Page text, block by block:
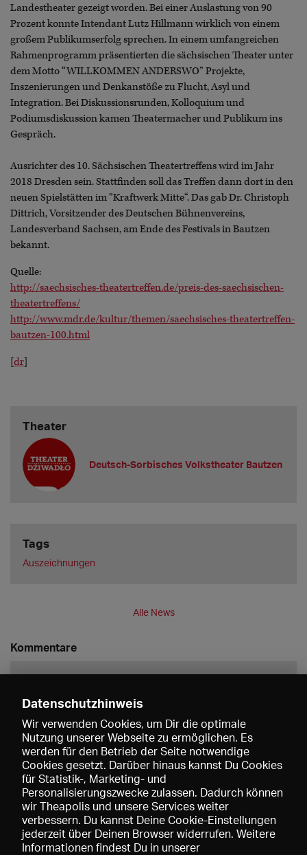
Landestheater gezeigt worden. Bei einer Auslastung von 90
Prozent konnte Intendant Lutz Hillmann wirklich von einem
großem Publikumserfolg sprechen. In einem umfangreichen
Rahmenprogramm präsentierten die sächsischen Theater unter
dem Motto “WILLKOMMEN ANDERSWO” Projekte,
Inszenierungen und Denkanstöße zu Flucht, Asyl und
Integration. Bei Diskussionsrunden, Kolloquium und
Podiumsdiskussion kamen Theatermacher und Publikum ins
Gespräch.
Ausrichter des 10. Sächsischen Theatertreffens wird im Jahr
2018 Dresden sein. Stattfinden soll das Treffen dann dort in den
neuen Spielstätten im ”Kraftwerk Mitte“. Das gab Dr. Christoph
Dittrich, Vorsitzender des Deutschen Bühnenvereins,
Landesverband Sachsen, am Ende des Festivals in Bautzen
bekannt.
Quelle:
http://saechsisches-theatertreffen.de/preis-des-saechsischen-
theatertreffens/
http://www.mdr.de/kultur/themen/saechsisches-theatertreffen-
bautzen-100.html
[dr]
Theater
Deutsch-Sorbisches Volkstheater Bautzen
Tags
Auszeichnungen
Alle News
Kommentare
Speichern
Datenschutzhinweis
Wir verwenden Cookies, um Dir die optimale
Nutzung unserer Webseite zu ermöglichen. Es
werden für den Betrieb der Seite notwendige
Cookies gesetzt. Darüber hinaus kannst Du Cookies
für Statistik-, Marketing- und
Personalisierungszwecke zulassen. Dadurch können
wir Theapolis und unsere Services weiter
verbessern. Du kannst Deine Cookie-Einstellungen
jederzeit über Deinen Browser widerrufen. Weitere
Informationen findest Du in unserer